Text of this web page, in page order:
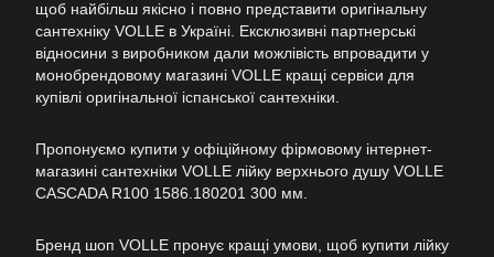
щоб найбільш якісно і повно представити оригінальну
сантехніку VOLLE в Україні. Ексклюзивні партнерські
відносини з виробником дали можлівість впровадити у
монобрендовому магазині VOLLE кращі сервіси для
купівлі оригінальної іспанської сантехніки.
Пропонуємо купити у офіційному фірмовому інтернет-
магазині сантехніки VOLLE лійку верхнього душу VOLLE
CASCADA R100 1586.180201 300 мм.
Бренд шоп VOLLE пронує кращі умови, щоб купити лійку